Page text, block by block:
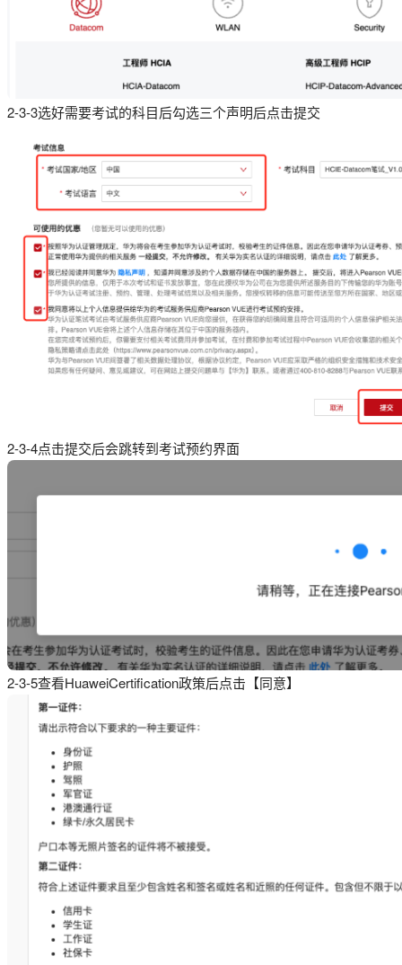
2-3-3选好需要考试的科目后勾选三个声明后点击提交
2-3-4点击提交后会跳转到考试预约界面
2-3-5查看HuaweiCertification政策后点击【同意】